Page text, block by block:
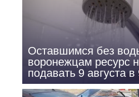
Оставшимся без
воронежцам ресурс
подавать 9 августа в